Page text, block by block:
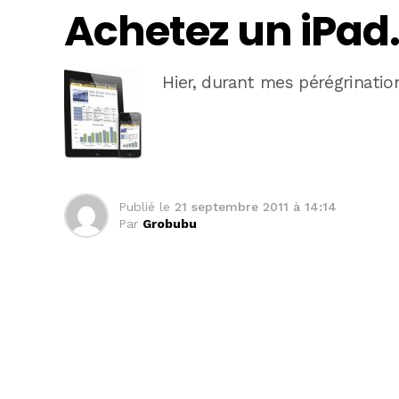
Achetez un
Hier, durant mes
Publié le 21 septembre 2011 à 14:14
Par Grobubu